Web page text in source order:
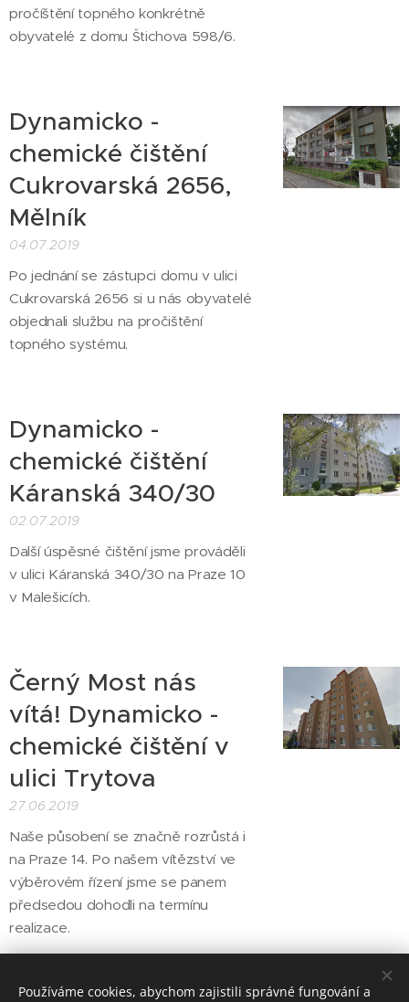
pročíštění topného konkrétně
obyvatelé z domu Štichova 598/6.
Dynamicko -
chemické čištění
Cukrovarská 2656,
Mělník
04.07.2019
Po jednání se zástupci domu v ulici
Cukrovarská 2656 si u nás obyvatelé
objednali službu na pročištění
topného systému.
Dynamicko -
chemické čištění
Káranská 340/30
02.07.2019
Další úspěsné čištění jsme prováděli
v ulici Káranská 340/30 na Praze 10
v Malešicích.
Černý Most nás
vítá! Dynamicko -
chemické čištění v
ulici Trytova
27.06.2019
Naše působení se značně rozrůstá i
na Praze 14. Po našem vítězství ve
výběrovém řízení jsme se panem
předsedou dohodli na termínu
realizace.
Starší články
Používáme cookies, abychom zajistili správné fungování a